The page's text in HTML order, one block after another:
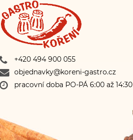
+420 494 900 055
objednavky@koreni-gastro.cz
pracovní doba PO-PÁ 6:00 až 14:30